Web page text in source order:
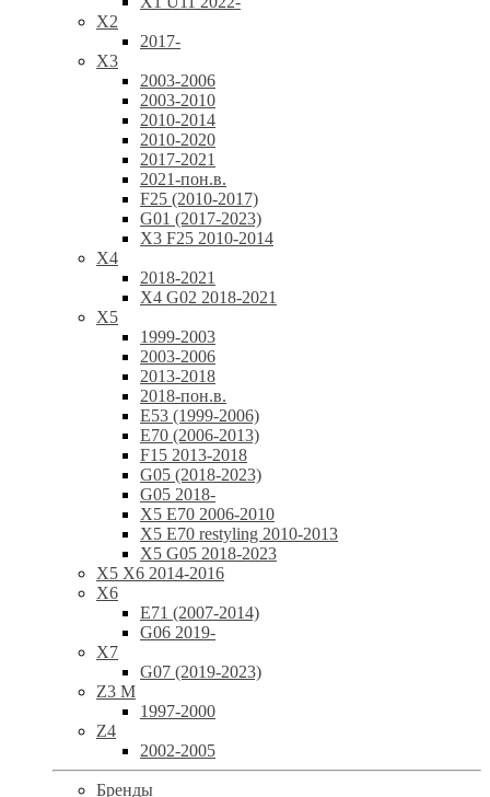
X2
2017-
X3
2003-2006
2003-2010
2010-2014
2010-2020
2017-2021
2021-пон.в.
F25 (2010-2017)
G01 (2017-2023)
X3 F25 2010-2014
X4
2018-2021
X4 G02 2018-2021
X5
1999-2003
2003-2006
2013-2018
2018-пон.в.
E53 (1999-2006)
E70 (2006-2013)
F15 2013-2018
G05 (2018-2023)
G05 2018-
X5 E70 2006-2010
X5 E70 restyling 2010-2013
X5 G05 2018-2023
X5 X6 2014-2016
X6
E71 (2007-2014)
G06 2019-
X7
G07 (2019-2023)
Z3 M
1997-2000
Z4
2002-2005
Бренды